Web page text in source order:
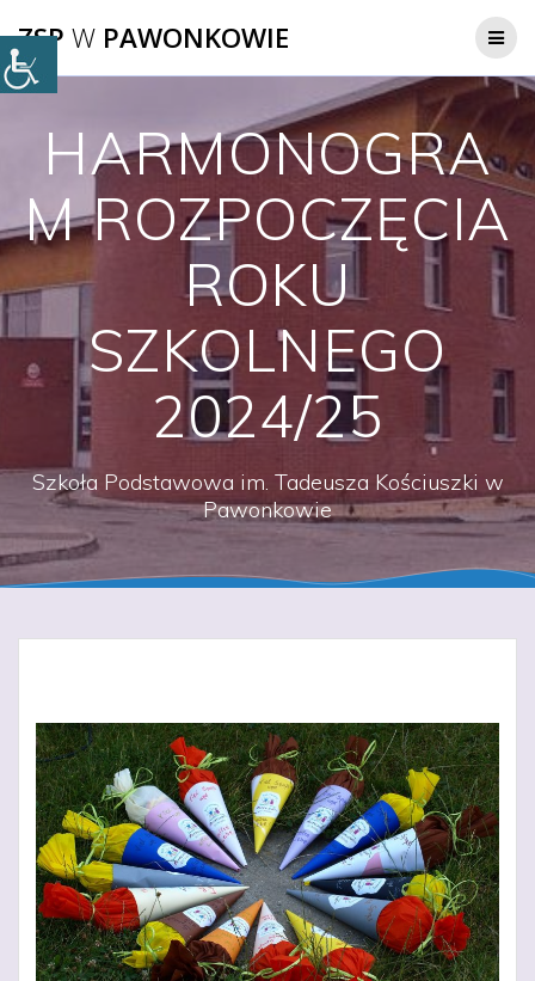
do
ZSP W PAWONKOWIE
HARMONOGRA
M ROZPOCZĘCIA
ROKU
SZKOLNEGO
2024/25
Szkoła Podstawowa im. Tadeusza Kościuszki w
Pawonkowie